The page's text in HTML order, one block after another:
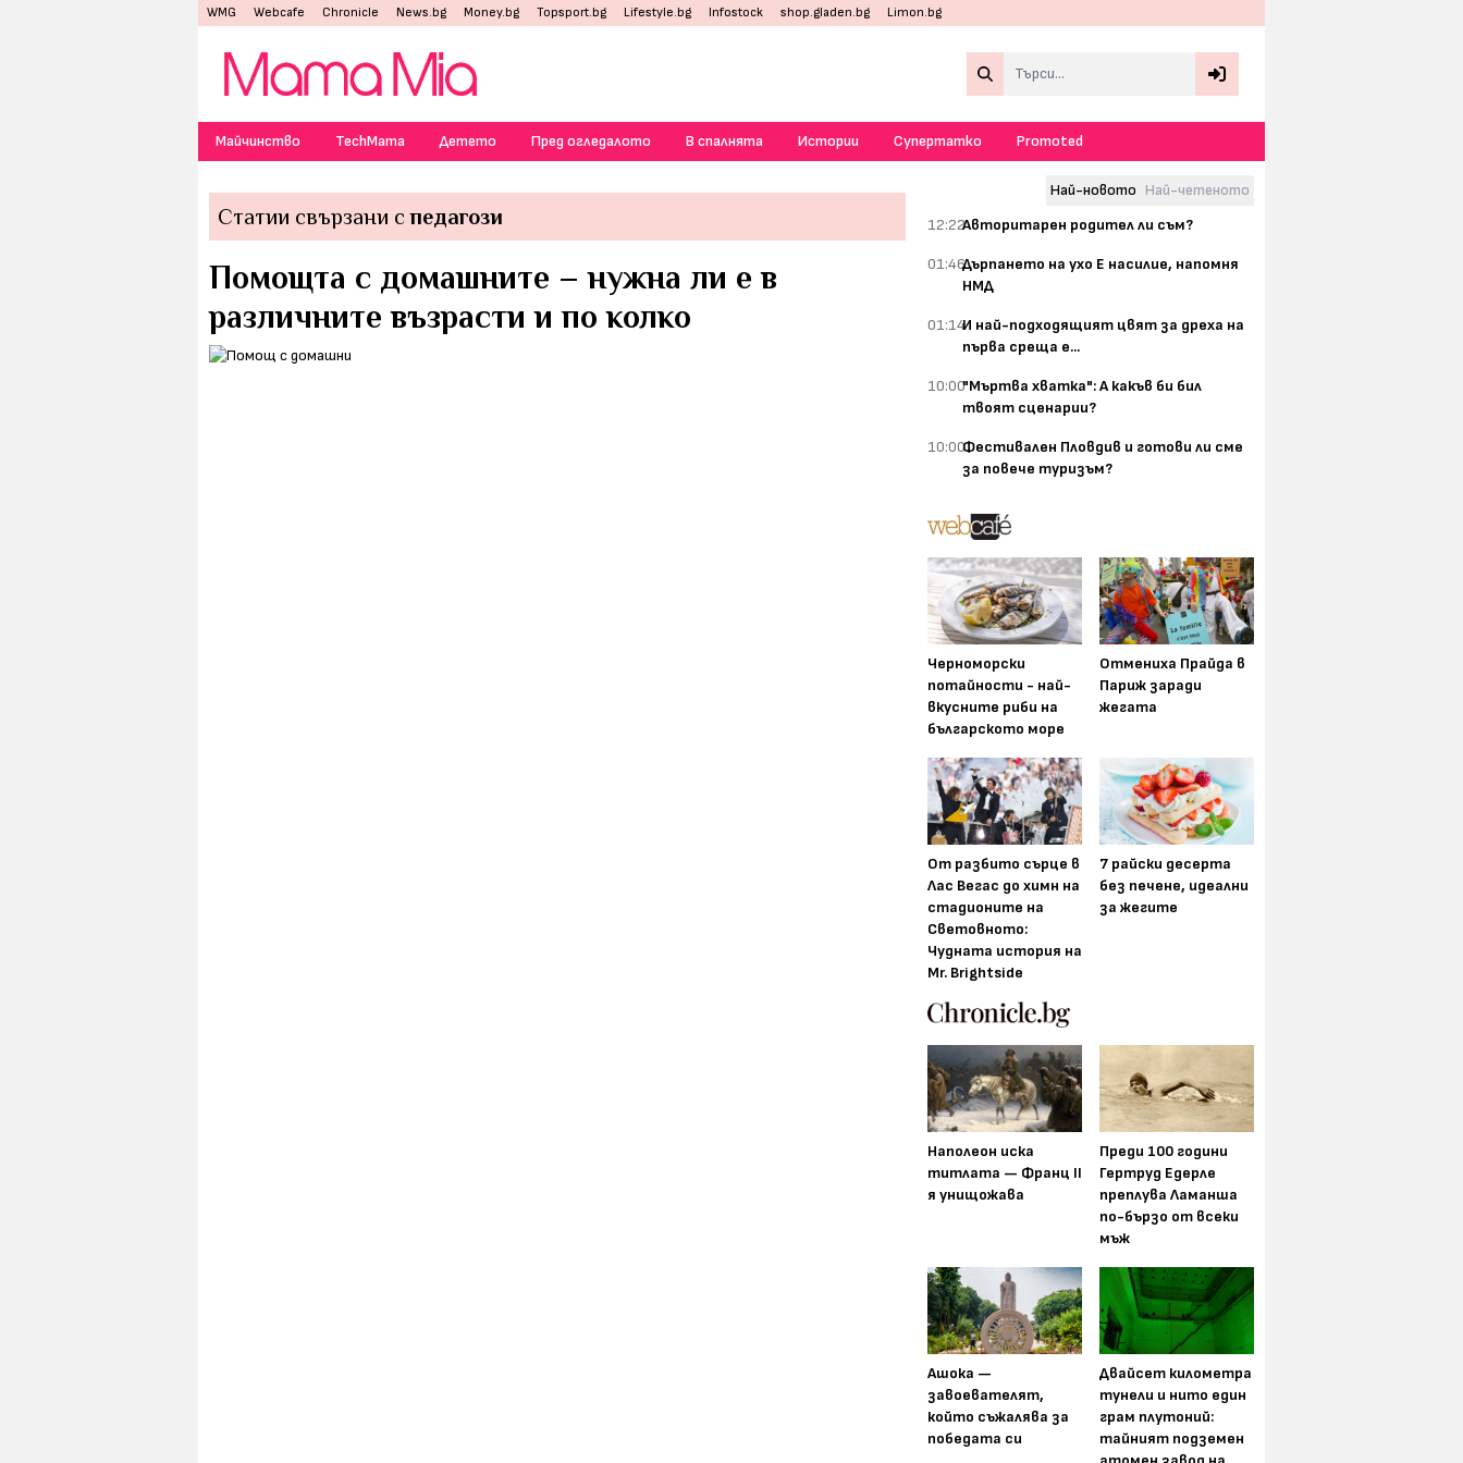
WMG Webcafe Chronicle News.bg Money.bg Topsport.bg Lifestyle.bg Infostock shop.gladen.bg Limon.bg
Майчинство TechMama Детето Пред огледалото В спалнята Истории Супертатко Promoted
Статии свързани спедагози
Помощта с домашните – нужна ли е в
различните възрасти и по колко
Най-новото Най-четеното
12:22Авторитарен родител ли съм?
01:46Дърпането на ухо Е насилие, напомня
НМД
01:14И най-подходящият цвят за дреха на
първа среща е...
10:00"Мъртва хватка": А какъв би бил
твоят сценарии?
10:00Фестивален Пловдив и готови ли сме
за повече туризъм?
Черноморски
потайности - най-
вкусните риби на
българското море
Отмениха Прайда в
Париж заради
жегата
От разбито сърце в
Лас Вегас до химн на
стадионите на
Световното:
Чудната история на
Mr. Brightside
7 райски десерта
без печене, идеални
за жегите
Наполеон иска
титлата — Франц II
я унищожава
Преди 100 години
Гертруд Едерле
преплува Ламанша
по-бързо от всеки
мъж
Ашока —
завоевателят,
който съжалява за
победата си
Двайсет километра
тунели и нито един
грам плутоний:
тайният подземен